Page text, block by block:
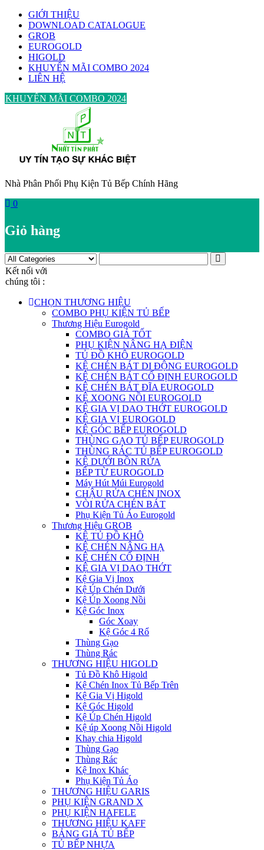
Skip
content
GIỚI THIỆU
DOWNLOAD CATALOGUE
GROB
EUROGOLD
HIGOLD
KHUYẾN MÃI COMBO 2024
LIÊN HỆ
KHUYẾN MÃI COMBO 2024
Nhà Phân Phối Phụ Kiện Tủ Bếp Chính Hãng
0
Giỏ hàng
Kết nối với
chúng tôi :
CHỌN THƯƠNG HIỆU
COMBO PHỤ KIỆN TỦ BẾP
Thương Hiệu Eurogold
COMBO GIÁ TỐT
PHỤ KIỆN NÂNG HẠ ĐIỆN
TỦ ĐỒ KHÔ EUROGOLD
KỆ CHÉN BÁT DI ĐỘNG EUROGOLD
KỆ CHÉN BÁT CỐ ĐỊNH EUROGOLD
KỆ CHÉN BÁT ĐĨA EUROGOLD
KỆ XOONG NỒI EUROGOLD
KỆ GIA VỊ DAO THỚT EUROGOLD
KỆ GIA VỊ EUROGOLD
KỆ GÓC BẾP EUROGOLD
THÙNG GẠO TỦ BẾP EUROGOLD
THÙNG RÁC TỦ BẾP EUROGOLD
KỆ DƯỚI BỒN RỬA
BẾP TỪ EUROGOLD
Máy Hút Múi Eurogold
CHẬU RỬA CHÉN INOX
VÒI RỬA CHÉN BÁT
Phụ Kiện Tủ Áo Eurogold
Thương Hiệu GROB
KỆ TỦ ĐỒ KHÔ
KỆ CHÉN NÂNG HẠ
KỆ CHÉN CỐ ĐỊNH
KỆ GIA VỊ DAO THỚT
Kệ Gia Vị Inox
Kệ Úp Chén Dưới
Kệ Úp Xoong Nồi
Kệ Góc Inox
Góc Xoay
Kệ Góc 4 Rổ
Thùng Gạo
Thùng Rác
THƯƠNG HIỆU HIGOLD
Tủ Đồ Khô Higold
Kệ Chén Inox Tủ Bếp Trên
Kệ Gia Vị Higold
Kệ Góc Higold
Kệ Úp Chén Higold
Kệ úp Xoong Nồi Higold
Khay chia Higold
Thùng Gạo
Thùng Rác
Kệ Inox Khác
Phụ Kiện Tủ Áo
THƯƠNG HIỆU GARIS
PHỤ KIỆN GRAND X
PHỤ KIỆN HAFELE
THƯƠNG HIỆU KAFF
BẢNG GIÁ TỦ BẾP
TỦ BẾP NHỰA